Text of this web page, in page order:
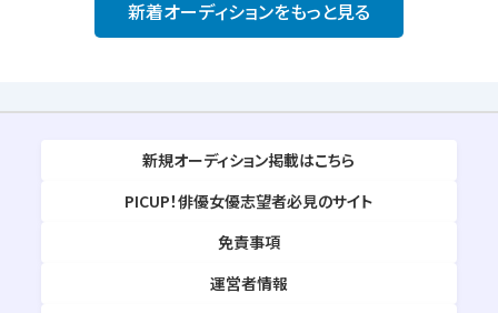
新着オーディションをもっと見る
新規オーディション掲載はこちら
PICUP！俳優女優志望者必見のサイト
免責事項
運営者情報